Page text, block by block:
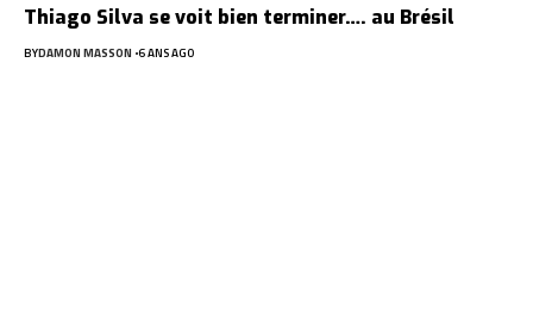
Thiago Silva se voit bien terminer…. au Brésil
BYDAMON MASSON 6 ANS AGO